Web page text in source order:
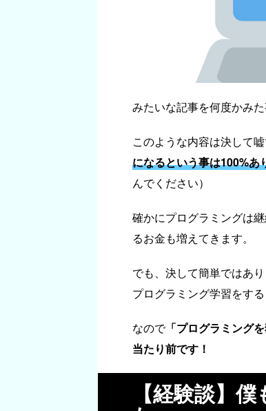
みたいな記事を何度かみ
このような内容は決して
になるという事は100%あ
んでください）
確かにプログラミングは
るお金も増えてきます。
でも、決して簡単ではあ
プログラミング学習をする
なので「プログラミング
当たり前です！
【経験談】